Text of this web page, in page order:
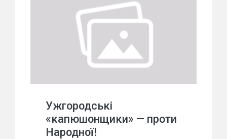
Ужгородські
«капюшонщики» — проти
Народної!